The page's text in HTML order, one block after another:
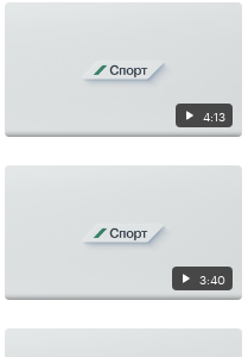
4:13
3:40